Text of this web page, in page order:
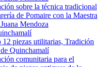
sobre la técnica tradicional
de Pomaire con la Maestra
Mendoza
12 piezas utilitarias, Tradición
Quinchamalí
comunitaria para el